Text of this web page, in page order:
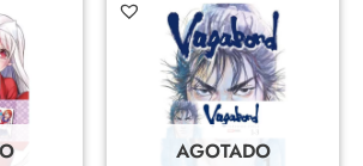
AGOTADO